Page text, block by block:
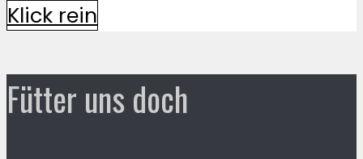
Klick rein
Fütter uns doch